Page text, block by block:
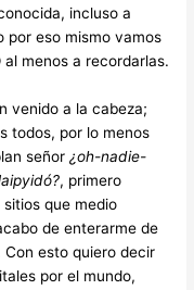
incluso a
por eso mismo vamos
menos a recordarlas.
venido a la cabeza;
todos, por lo menos
señor¿oh-nadie-
, primero
que medio
de enterarme de
Con esto quiero decir
por el mundo,